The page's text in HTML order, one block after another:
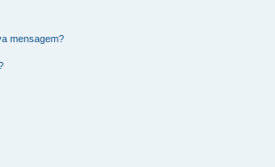
mensagem?